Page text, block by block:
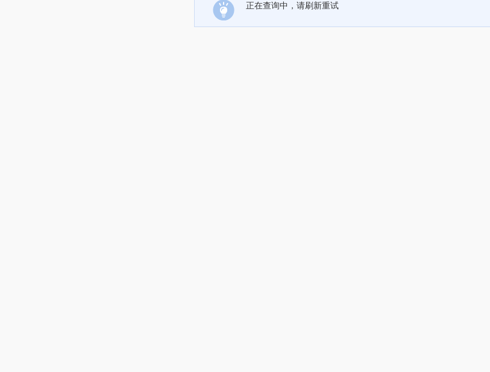
正在查询中，请刷新重试